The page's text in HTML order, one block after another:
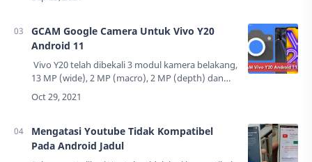
dilengkapi fitur HDR Panorama. Ponsel ini
GCAM Google Camera Untuk Vivo Y20
Android 11
Vivo Y20 telah dibekali 3 modul kamera belakang,
13 MP (wide), 2 MP (macro), 2 MP (depth) dan
kamera depan 8 MP (wide) dengan dilengkapi
fitur HDR. Ponsel ini memiliki kualit…
Mengatasi Youtube Tidak Kompatibel
Pada Android Jadul